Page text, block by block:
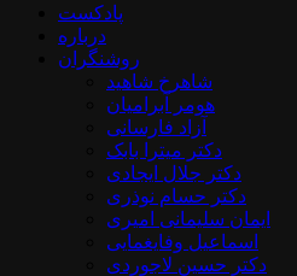
پادکست
درباره
روشنگران
شاهرخ شاهید
هومر آبرامیان
آزاد فارسانی
دکتر میترا بابک
دکتر جلال ایجادی
دکتر حسام نوذری
ایمان سلیمانی امیری
اسماعیل وفایغمایی
دکتر حسین لاجوردی